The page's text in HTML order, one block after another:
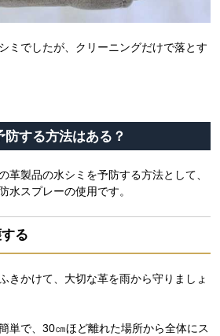
ミでしたが、クリーニングだけで落とす
する方法はある？
革製品の水シミを予防する方法として、
水スプレーの使用です。
る
きかけて、大切な革を雨から守りましょ
単で、30㎝ほど離れた場所から全体にス